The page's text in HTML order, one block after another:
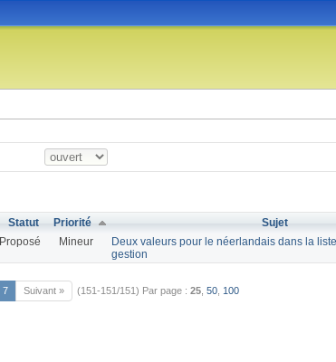
Statut Priorité Sujet
Proposé Mineur
Deux valeurs pour le néerlandais dans la
gestion
7 Suivant » (151-151/151) Par page : 25 50 100